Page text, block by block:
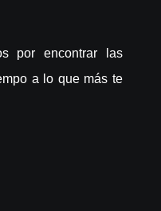
por encontrar las
a lo que más te